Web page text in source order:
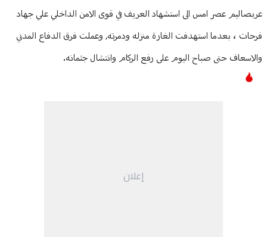
عربصاليم عصر امس الى استشهاد العريف في قوى الامن الداخلي علي جهاد
فرحات ، بعدما استهدفت الغارة منزله ودمرته, وعملت فرق الدفاع المدني
والاسعاف حتى صباح اليوم على رفع الركام وانتشال جثمانه.
إعلان